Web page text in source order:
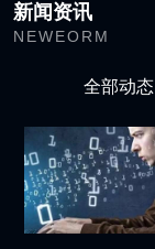
新闻资讯
NEWEORM
全部动态